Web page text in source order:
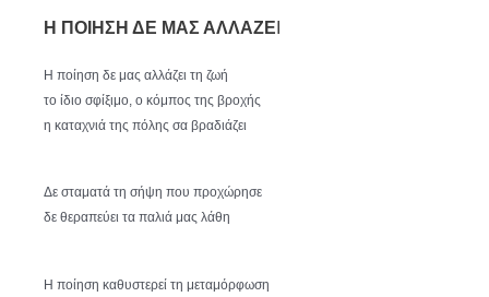
Η ΠΟΙΗΣΗ ΔΕ ΜΑΣ ΑΛΛΑΖΕΙ
Η ποίηση δε μας αλλάζει τη ζωή
το ίδιο σφίξιμο, ο κόμπος της βροχής
η καταχνιά της πόλης σα βραδιάζει
Δε σταματά τη σήψη που προχώρησε
δε θεραπεύει τα παλιά μας λάθη
Η ποίηση καθυστερεί τη μεταμόρφωση